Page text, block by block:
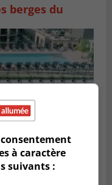
berges du
à caractère
suivants :